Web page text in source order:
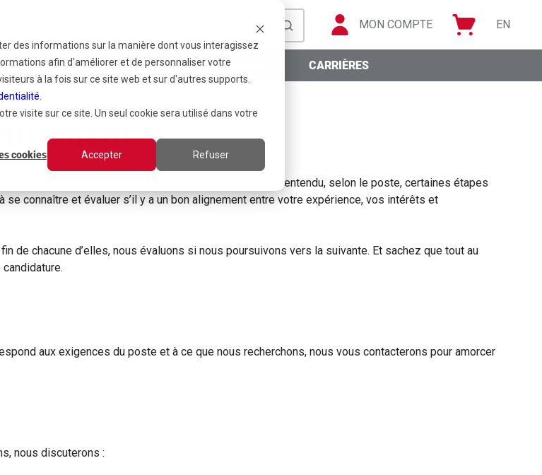
des informations sur la manière dont vous interagissez
afin d'améliorer et de personnaliser votre
à la fois sur ce site web et sur d'autres supports.
visite sur ce site. Un seul cookie sera utilisé dans votre
cookies Accepter Refuser
MON COMPTE EN
CATALOGUES À PROPOS CARRIÈRES
candidature? Voici un aperçu de notre processus. Bien entendu, selon le poste, certaines étapes
connaître et évaluer s’il y a un bon alignement entre votre expérience, vos intérêts et
de chacune d’elles, nous évaluons si nous poursuivons vers la suivante. Et sachez que tout au
aux exigences du poste et à ce que nous recherchons, nous vous contacterons pour amorcer
nous discuterons :